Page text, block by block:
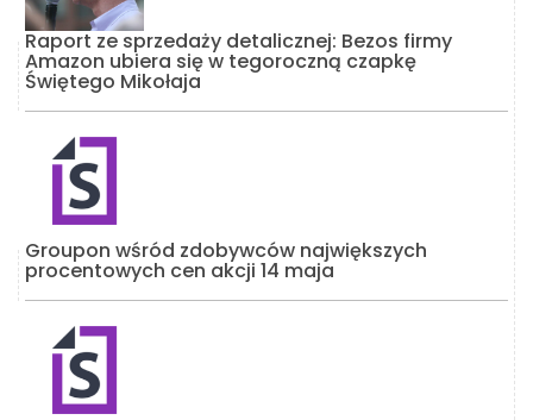
Raport ze sprzedaży detalicznej: Bezos firmy
Amazon ubiera się w tegoroczną czapkę
Świętego Mikołaja
Groupon wśród zdobywców największych
procentowych cen akcji 14 maja